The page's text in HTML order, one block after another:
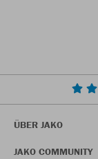
ÜBER JAKO
JAKO COMMUNITY